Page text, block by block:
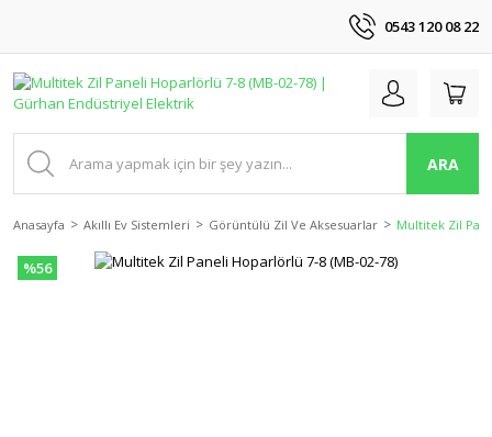
0543 120 08 22
ARA
Anasayfa Akıllı Ev Sistemleri Görüntülü Zil Ve Aksesuarlar Multitek Zil
%56